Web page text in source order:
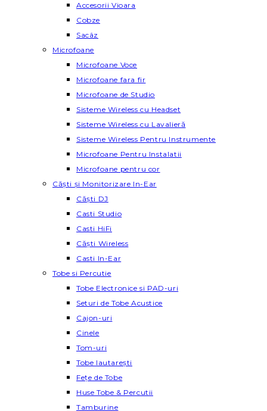
Accesorii Vioara
Cobze
Sacâz
Microfoane
Microfoane Voce
Microfoane fara fir
Microfoane de Studio
Sisteme Wireless cu Headset
Sisteme Wireless cu Lavalieră
Sisteme Wireless Pentru Instrumente
Microfoane Pentru Instalatii
Microfoane pentru cor
Căști și Monitorizare In-Ear
Căști DJ
Casti Studio
Casti HiFi
Căști Wireless
Casti In-Ear
Tobe si Percutie
Tobe Electronice si PAD-uri
Seturi de Tobe Acustice
Cajon-uri
Cinele
Tom-uri
Tobe lautareşti
Fețe de Tobe
Huse Tobe & Percutii
Tamburine